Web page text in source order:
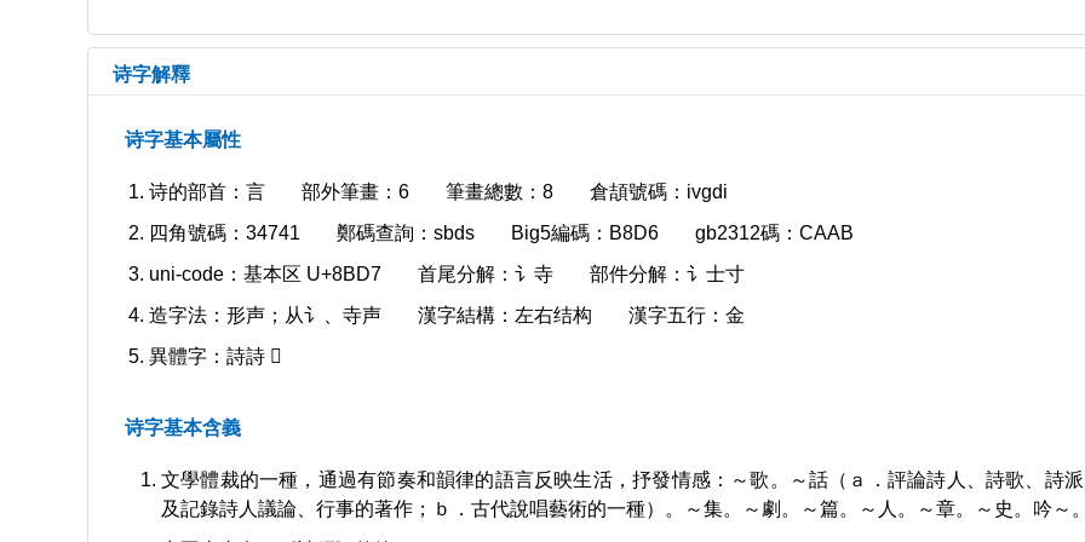
诗字解釋
诗字基本屬性
诗的部首：言 部外筆畫：6 筆畫總數：8
倉頡號碼：ivgdi
四角號碼：34741
鄭碼查詢：sbds Big5編碼：B8D6
gb2312碼：CAAB
uni-code：基本区 U+8BD7
首尾分解：讠寺
部件分解：讠士寸
造字法：形声；从讠、寺声
漢字結構：左右结构
漢字五行：金
異體字：詩詩 𧥳
诗字基本含義
文學體裁的一種，通過有節奏和韻律的語言反映生活，抒發情感：～歌。～話（ａ．評論詩人、詩歌、詩
及記錄詩人議論、行事的著作；ｂ．古代說唱藝術的一種）。～集。～劇。～篇。～人。～章。～史。吟～